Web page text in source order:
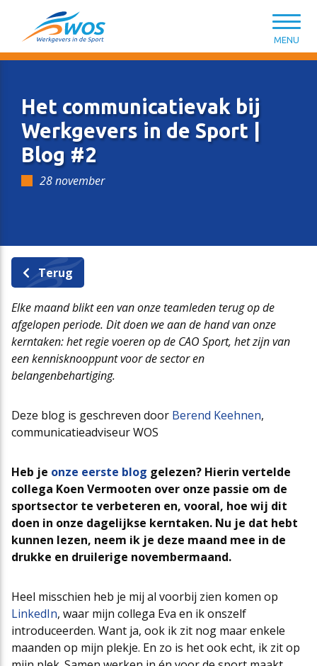
Spring naar content
MENU
Het communicatievak bij
Werkgevers in de Sport |
Blog #2
28 november
Terug
Elke maand blikt een van onze teamleden terug op de
afgelopen periode. Dit doen we aan de hand van onze
kerntaken: het regie voeren op de CAO Sport, het zijn van
een kennisknooppunt voor de sector en
belangenbehartiging.
Deze blog is geschreven door Berend Keehnen,
communicatieadviseur WOS
Heb je onze eerste blog gelezen? Hierin vertelde
collega Koen Vermooten over onze passie om de
sportsector te verbeteren en, vooral, hoe wij dit
doen in onze dagelijkse kerntaken. Nu je dat hebt
kunnen lezen, neem ik je deze maand mee in de
drukke en druilerige novembermaand.
Heel misschien heb je mij al voorbij zien komen op
LinkedIn, waar mijn collega Eva en ik onszelf
introduceerden. Want ja, ook ik zit nog maar enkele
maanden op mijn plekje. En zo is het ook echt, ik zit op
CAO Sport
Functieniveaumatrix
Cao-app
Arbeidsmarktfonds Samen Presteren
Opleiding & ontwikkeling
Persoonlijk leiderschap in de sport
First Time Leaders
Kennisbank HR van A tot Z
HR-ondersteuning en tools
Mantelovereenkomsten
Podcasts
Wat kunnen we voor je doen?
WOS-leden
Team
Nieuws
Agenda
Contact